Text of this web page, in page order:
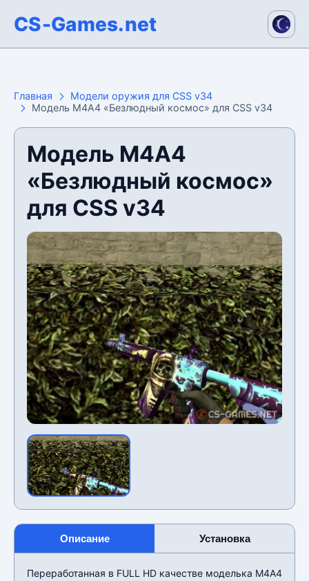
CS-Games.net
Главная
Модели оружия для CSS v34
Модель М4А4 «Безлюдный космос» для CSS v34
Модель М4А4
«Безлюдный космос»
для CSS v34
Описание Установка
Переработанная в FULL HD качестве моделька М4А4